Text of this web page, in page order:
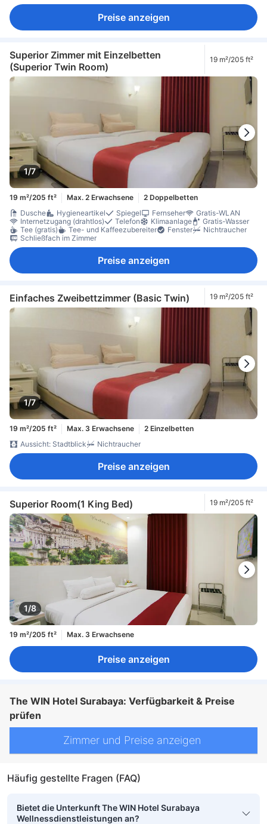
Preise anzeigen
Superior Zimmer mit Einzelbetten
(Superior Twin Room)
19 m²/205 ft²
1/7
19 m²/205 ft² Max. 2 Erwachsene
2 Doppelbetten
Dusche
Hygieneartikel Spiegel Fernseher
Gratis-WLAN
Internetzugang (drahtlos)
Telefon Klimaanlage
Gratis-Wasser
Tee (gratis)
Tee- und Kaffeezubereiter Fenster
Nichtraucher
Schließfach im Zimmer
Preise anzeigen
Einfaches Zweibettzimmer (Basic Twin) 19 m²/205 ft²
1/7
19 m²/205 ft² Max. 3 Erwachsene
2 Einzelbetten
Aussicht: Stadtblick
Nichtraucher
Preise anzeigen
Superior Room(1 King Bed) 19 m²/205 ft²
1/8
19 m²/205 ft² Max. 3 Erwachsene
Preise anzeigen
The WIN Hotel Surabaya: Verfügbarkeit & Preise
prüfen
Zimmer und Preise anzeigen
Häufig gestellte Fragen (FAQ)
Bietet die Unterkunft The WIN Hotel Surabaya
Wellnessdienstleistungen an?